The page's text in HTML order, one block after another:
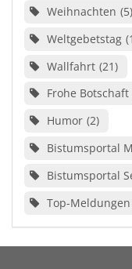
Weihnachten 5
Weltgebetstag 1
Wallfahrt 21
Frohe Botschaft
Humor 2
Bistumsportal
Bistumsportal
Top-